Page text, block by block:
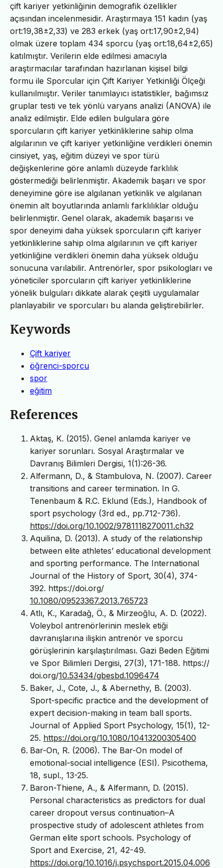
çift kariyer yetkinliğinin demografik özellikler
açısından incelenmesidir. Araştırmaya 151 kadın (yaş
ort:19,38±2,33) ve 283 erkek (yaş ort:17,90±2,94)
olmak üzere toplam 434 sporcu (yaş ort:18,64±2,65)
katılmıştır. Verilerin elde edilmesi amacıyla
araştırmacılar tarafından hazırlanan kişisel bilgi
formu ile Sporcular için Çift Kariyer Yetkinliği Ölçeği
kullanılmıştır. Veriler tanımlayıcı istatistikler, bağımsız
gruplar testi ve tek yönlü varyans analizi (ANOVA) ile
analiz edilmiştir. Elde edilen bulgulara göre
sporcuların çift kariyer yetkinliklerine sahip olma
algılarının ve çift kariyer yetkinliğine verdikleri önemin
cinsiyet, yaş, eğitim düzeyi ve spor türü
değişkenlerine göre anlamlı düzeyde farklılık
göstermediği belirlenmiştir. Akademik başarı ve spor
deneyimine göre ise algılanan yetkinlik ve algılanan
önemin alt boyutlarında anlamlı farklılıklar olduğu
belirlenmiştir. Genel olarak, akademik başarısı ve
spor deneyimi daha yüksek sporcuların çift kariyer
yetkinliklerine sahip olma algılarının ve çift kariyer
yetkinliğine verdikleri önemin daha yüksek olduğu
sonucuna varılabilir. Antrenörler, spor psikologları ve
yöneticiler sporcuların çift kariyer yetkinliklerine
yönelik bulguları dikkate alarak çeşitli uygulamalar
planlayabilir ve sporcuları bu alanda geliştirebilirler.
Keywords
Çift kariyer
öğrenci-sporcu
spor
eğitim
References
Aktaş, K. (2015). Genel anlamda kariyer ve
kariyer sorunları. Sosyal Araştırmalar ve
Davranış Bilimleri Dergisi, 1(1):26-36.
Alfermann, D., & Stambulova, N. (2007). Career
transitions and career termination. In G.
Tenenbaum & R.C. Eklund (Eds.), Handbook of
sport psychology (3rd ed., pp.712-736).
https://doi.org/10.1002/9781118270011.ch32
Aquilina, D. (2013). A study of the relationship
between elite athletes’ educational development
and sporting performance. The International
Journal of the History of Sport, 30(4), 374-
392. https://doi.org/
10.1080/09523367.2013.765723
Atlı, K., Karadağ, Ö., & Mirzeoğlu, A. D. (2022).
Voleybol antrenörlerinin meslek etiği
davranışlarına ilişkin antrenör ve sporcu
görüşlerinin karşılaştırılması. Gazi Beden Eğitimi
ve Spor Bilimleri Dergisi, 27(3), 171-188. https://
doi.org/10.53434/gbesbd.1096474
Baker, J., Cote, J., & Abernethy, B. (2003).
Sport-specific practice and the development of
expert decision-making in team ball sports.
Journal of Applied Sport Psychology, 15(1), 12-
25. https://doi.org/10.1080/10413200305400
Bar-On, R. (2006). The Bar-On model of
emotional-social intelligence (ESI). Psicothema,
18, supl., 13-25.
Baron-Thiene, A., & Alfermann, D. (2015).
Personal characteristics as predictors for dual
career dropout versus continuation–A
prospective study of adolescent athletes from
German elite sport schools. Psychology of
Sport and Exercise, 21, 42-49.
https://doi.org/10.1016/j.psychsport.2015.04.006